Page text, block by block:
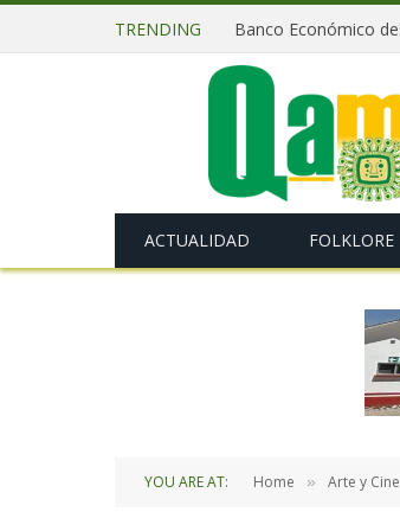
TRENDING
ACTUALIDAD FOLKLORE
YOU ARE AT: Home » Arte y Cine